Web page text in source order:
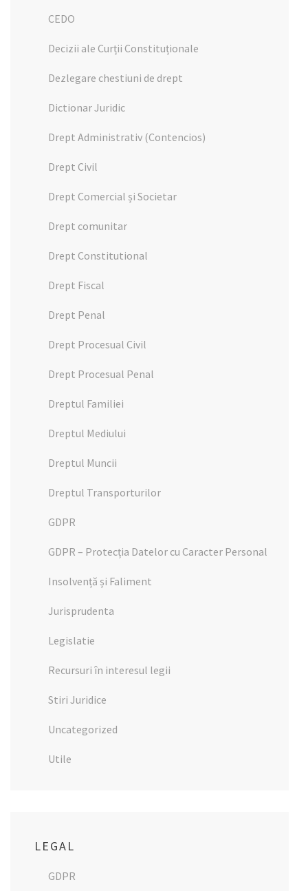
CEDO
Decizii ale Curții Constituționale
Dezlegare chestiuni de drept
Dictionar Juridic
Drept Administrativ (Contencios)
Drept Civil
Drept Comercial și Societar
Drept comunitar
Drept Constitutional
Drept Fiscal
Drept Penal
Drept Procesual Civil
Drept Procesual Penal
Dreptul Familiei
Dreptul Mediului
Dreptul Muncii
Dreptul Transporturilor
GDPR
GDPR – Protecția Datelor cu Caracter Personal
Insolvență și Faliment
Jurisprudenta
Legislatie
Recursuri în interesul legii
Stiri Juridice
Uncategorized
Utile
LEGAL
GDPR